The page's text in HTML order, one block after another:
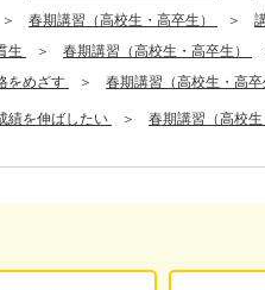
春期講習（高校生・高卒生）
生 春期講習（高校生・高卒生）
をめざす 春期講習（高校生・高卒
績を伸ばしたい 春期講習（高校生